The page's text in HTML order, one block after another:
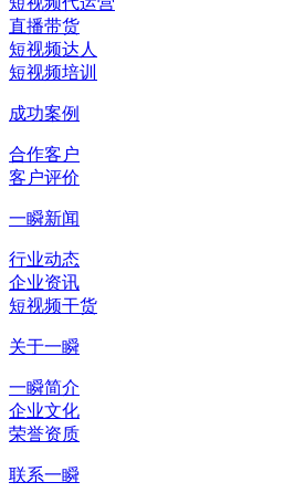
直播带货
短视频达人
短视频培训
成功案例
合作客户
客户评价
一瞬新闻
行业动态
企业资讯
短视频干货
关于一瞬
一瞬简介
企业文化
荣誉资质
联系一瞬